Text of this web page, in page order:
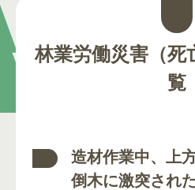
林業労働災害（死
覧
造材作業中、上
倒木に激突され